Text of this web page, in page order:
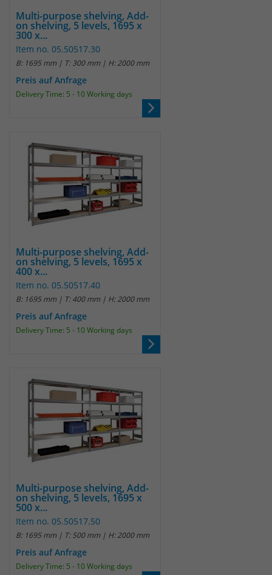
Multi-purpose shelving, Add-
on shelving, 5 levels, 1695 x
300 x...
Item no. 05.50517.30
B: 1695 mm | T: 300 mm | H: 2000 mm
Preis auf Anfrage
Delivery Time: 5 - 10 Working days
Multi-purpose shelving, Add-
on shelving, 5 levels, 1695 x
400 x...
Item no. 05.50517.40
B: 1695 mm | T: 400 mm | H: 2000 mm
Preis auf Anfrage
Delivery Time: 5 - 10 Working days
Multi-purpose shelving, Add-
on shelving, 5 levels, 1695 x
500 x...
Item no. 05.50517.50
B: 1695 mm | T: 500 mm | H: 2000 mm
Preis auf Anfrage
Delivery Time: 5 - 10 Working days